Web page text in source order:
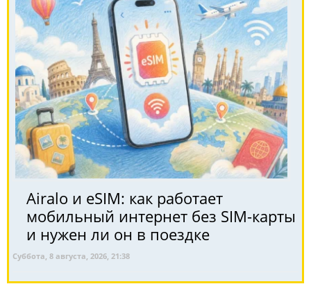
Airalo и eSIM: как работает
мобильный интернет без SIM-карты
и нужен ли он в поездке
Суббота, 8 августа, 2026, 21:38